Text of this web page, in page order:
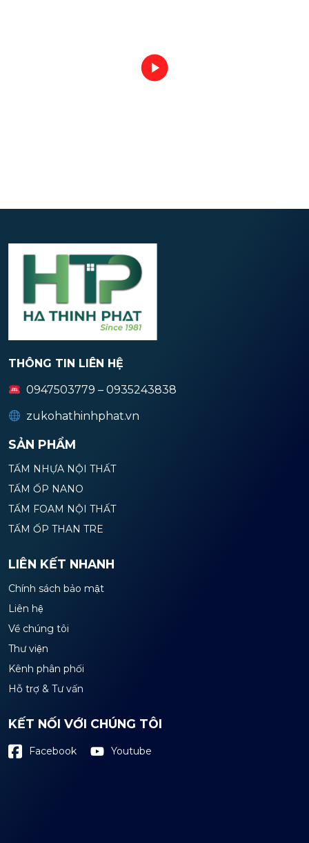
THÔNG TIN LIÊN HỆ
0947503779 – 0935243838
zukohathinhphat.vn
SẢN PHẨM
TẤM NHỰA NỘI THẤT
TẤM ỐP NANO
TẤM FOAM NỘI THẤT
TẤM ỐP THAN TRE
LIÊN KẾT NHANH
Chính sách bảo mật
Liên hệ
Về chúng tôi
Thư viện
Kênh phân phối
Hỗ trợ & Tư vấn
KẾT NỐI VỚI CHÚNG TÔI
Facebook Youtube